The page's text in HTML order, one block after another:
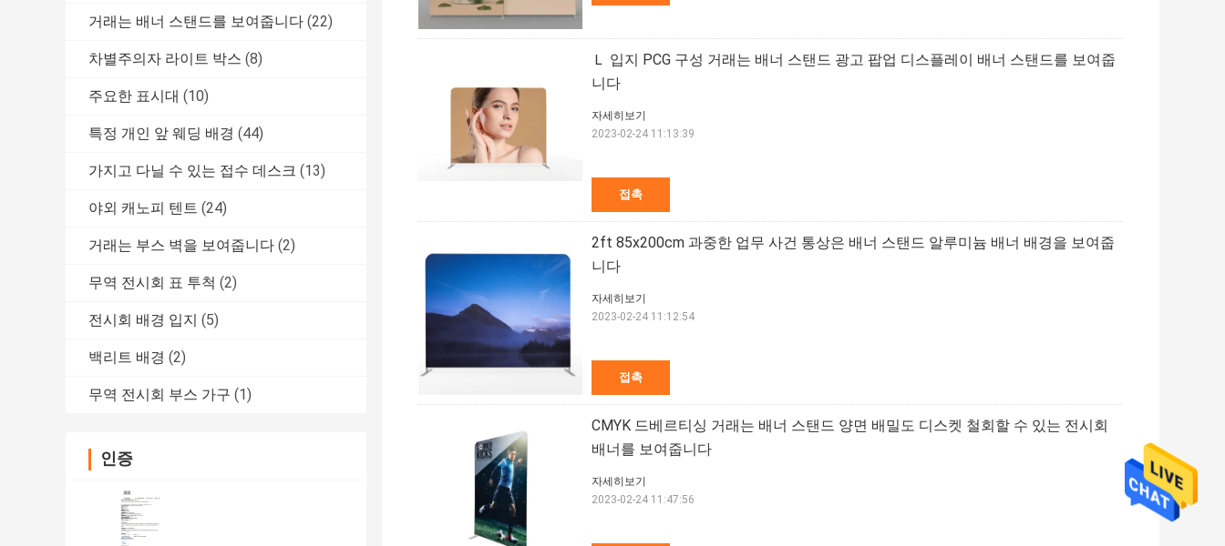
거래는 배너 스탠드를 보여줍니다 (22)
차별주의자 라이트 박스 (8)
주요한 표시대 (10)
특정 개인 앞 웨딩 배경 (44)
가지고 다닐 수 있는 접수 데스크 (13)
야외 캐노피 텐트 (24)
거래는 부스 벽을 보여줍니다 (2)
무역 전시회 표 투척 (2)
전시회 배경 입지 (5)
백리트 배경 (2)
무역 전시회 부스 가구 (1)
인증
Ｌ 입지 PCG 구성 거래는 배너 스탠드 광고 팝업 디스플레이 배너 스탠드를 보여줍
니다
접촉
자세히보기
2023-02-24 11:13:39
2ft 85x200cm 과중한 업무 사건 통상은 배너 스탠드 알루미늄 배너 배경을 보여줍
니다
접촉
자세히보기
2023-02-24 11:12:54
CMYK 드베르티싱 거래는 배너 스탠드 양면 배밀도 디스켓 철회할 수 있는 전시회
배너를 보여줍니다
자세히보기
2023-02-24 11:47:56